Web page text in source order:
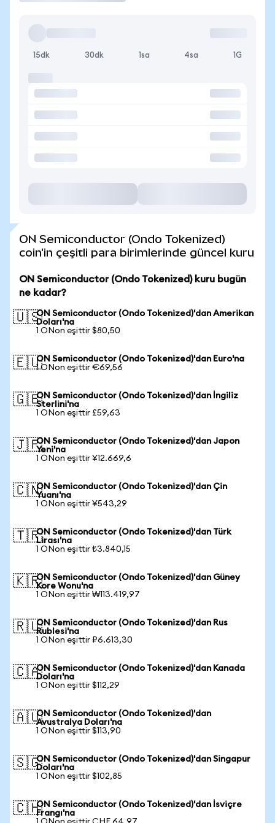
15dk 30dk 1sa 4sa 1G
ON Semiconductor (Ondo Tokenized)
coin'in çeşitli para birimlerinde güncel kuru
ON Semiconductor (Ondo Tokenized) kuru bugün
ne kadar?
🇺🇸ON Semiconductor (Ondo Tokenized)'dan Amerikan
Doları'na
1 ONon eşittir $80,50
🇪🇺ON Semiconductor (Ondo Tokenized)'dan Euro'na
1 ONon eşittir €69,56
🇬🇧ON Semiconductor (Ondo Tokenized)'dan İngiliz
Sterlini'na
1 ONon eşittir £59,63
🇯🇵ON Semiconductor (Ondo Tokenized)'dan Japon
Yeni'na
1 ONon eşittir ¥12.669,6
🇨🇳ON Semiconductor (Ondo Tokenized)'dan Çin
Yuanı'na
1 ONon eşittir ¥543,29
🇹🇷ON Semiconductor (Ondo Tokenized)'dan Türk
Lirası'na
1 ONon eşittir ₺3.840,15
🇰🇷ON Semiconductor (Ondo Tokenized)'dan Güney
Kore Wonu'na
1 ONon eşittir ₩113.419,97
🇷🇺ON Semiconductor (Ondo Tokenized)'dan Rus
Rublesi'na
1 ONon eşittir ₽6.613,30
🇨🇦ON Semiconductor (Ondo Tokenized)'dan Kanada
Doları'na
1 ONon eşittir $112,29
🇦🇺ON Semiconductor (Ondo Tokenized)'dan
Avustralya Doları'na
1 ONon eşittir $113,90
🇸🇬ON Semiconductor (Ondo Tokenized)'dan Singapur
Doları'na
1 ONon eşittir $102,85
🇨🇭ON Semiconductor (Ondo Tokenized)'dan İsviçre
Frangı'na